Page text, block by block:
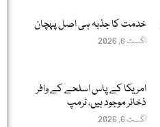
خدمت کا جذبہ ہی اصل پہچان
اگست 6, 2026
امریکا کے پاس اسلحے کے وافر
ذخائر موجود ہیں، ٹرمپ
اگست 6, 2026